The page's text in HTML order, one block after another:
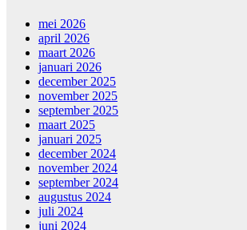
mei 2026
april 2026
maart 2026
januari 2026
december 2025
november 2025
september 2025
maart 2025
januari 2025
december 2024
november 2024
september 2024
augustus 2024
juli 2024
juni 2024